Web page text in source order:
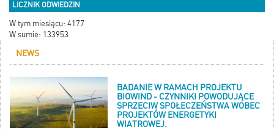
LICZNIK ODWIEDZIN
W tym miesiącu: 4177
W sumie: 133953
NEWS
BADANIE W RAMACH PROJEKTU
BIOWIND - CZYNNIKI POWODUJĄCE
SPRZECIW SPOŁECZEŃSTWA WOBEC
PROJEKTÓW ENERGETYKI
WIATROWEJ.